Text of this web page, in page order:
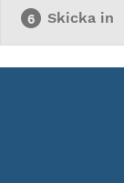
Skicka in